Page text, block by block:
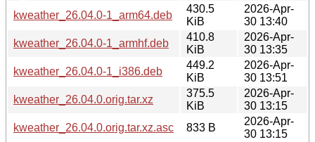
kweather_26.04.0-1_arm64.deb
430.5
KiB
2026-Apr-
30 13:40
kweather_26.04.0-1_armhf.deb
410.8
KiB
2026-Apr-
30 13:35
kweather_26.04.0-1_i386.deb
449.2
KiB
2026-Apr-
30 13:51
kweather_26.04.0.orig.tar.xz
375.5
KiB
2026-Apr-
30 13:15
kweather_26.04.0.orig.tar.xz.asc
833 B
2026-Apr-
30 13:15